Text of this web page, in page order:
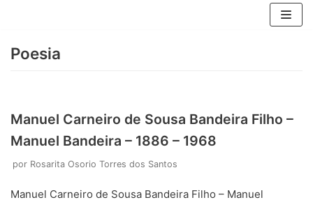
para
Poesia
Manuel Carneiro de Sousa Bandeira Filho –
Manuel Bandeira – 1886 – 1968
por Rosarita Osorio Torres dos Santos
Manuel Carneiro de Sousa Bandeira Filho – Manuel